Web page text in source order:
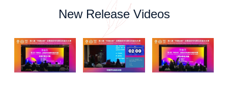
New Release Videos